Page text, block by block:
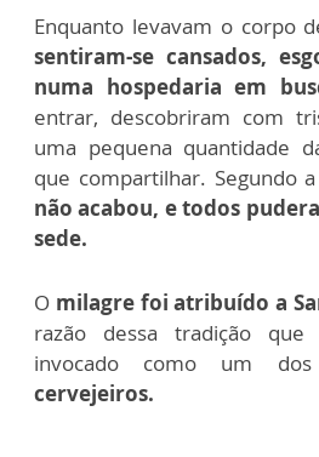
Enquanto levavam o corpo
sentiram-se cansados,
numa hospedaria em
entrar, descobriram com
uma pequena quantidade
que compartilhar. Segundo
não acabou, e todos
sede.
O milagre foi atribuído a
razão dessa tradição
invocado como um
cervejeiros.